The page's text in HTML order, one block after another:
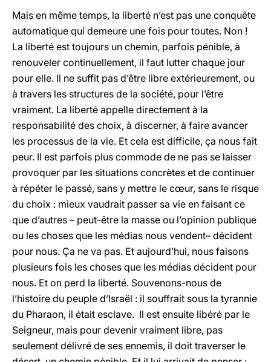
Mais en même temps, la liberté n’est pas une conquête
automatique qui demeure une fois pour toutes. Non !
La liberté est toujours un chemin, parfois pénible, à
renouveler continuellement, il faut lutter chaque jour
pour elle. Il ne suffit pas d’être libre extérieurement, ou
à travers les structures de la société, pour l’être
vraiment. La liberté appelle directement à la
responsabilité des choix, à discerner, à faire avancer
les processus de la vie. Et cela est difficile, ça nous fait
peur. Il est parfois plus commode de ne pas se laisser
provoquer par les situations concrètes et de continuer
à répéter le passé, sans y mettre le cœur, sans le risque
du choix : mieux vaudrait passer sa vie en faisant ce
que d’autres – peut-être la masse ou l’opinion publique
ou les choses que les médias nous vendent– décident
pour nous. Ça ne va pas. Et aujourd’hui, nous faisons
plusieurs fois les choses que les médias décident pour
nous. Et on perd la liberté. Souvenons-nous de
l’histoire du peuple d’Israël : il souffrait sous la tyrannie
du Pharaon, il était esclave. Il est ensuite libéré par le
Seigneur, mais pour devenir vraiment libre, pas
seulement délivré de ses ennemis, il doit traverser le